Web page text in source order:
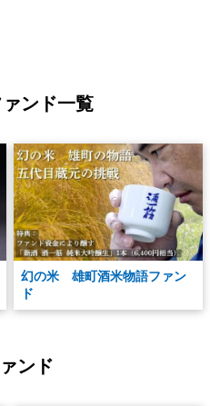
ンド一覧
幻の米 雄町酒米物語ファン
ド
ンド